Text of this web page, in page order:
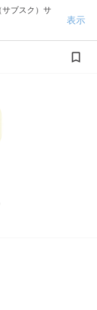
サブスク）サ
表示